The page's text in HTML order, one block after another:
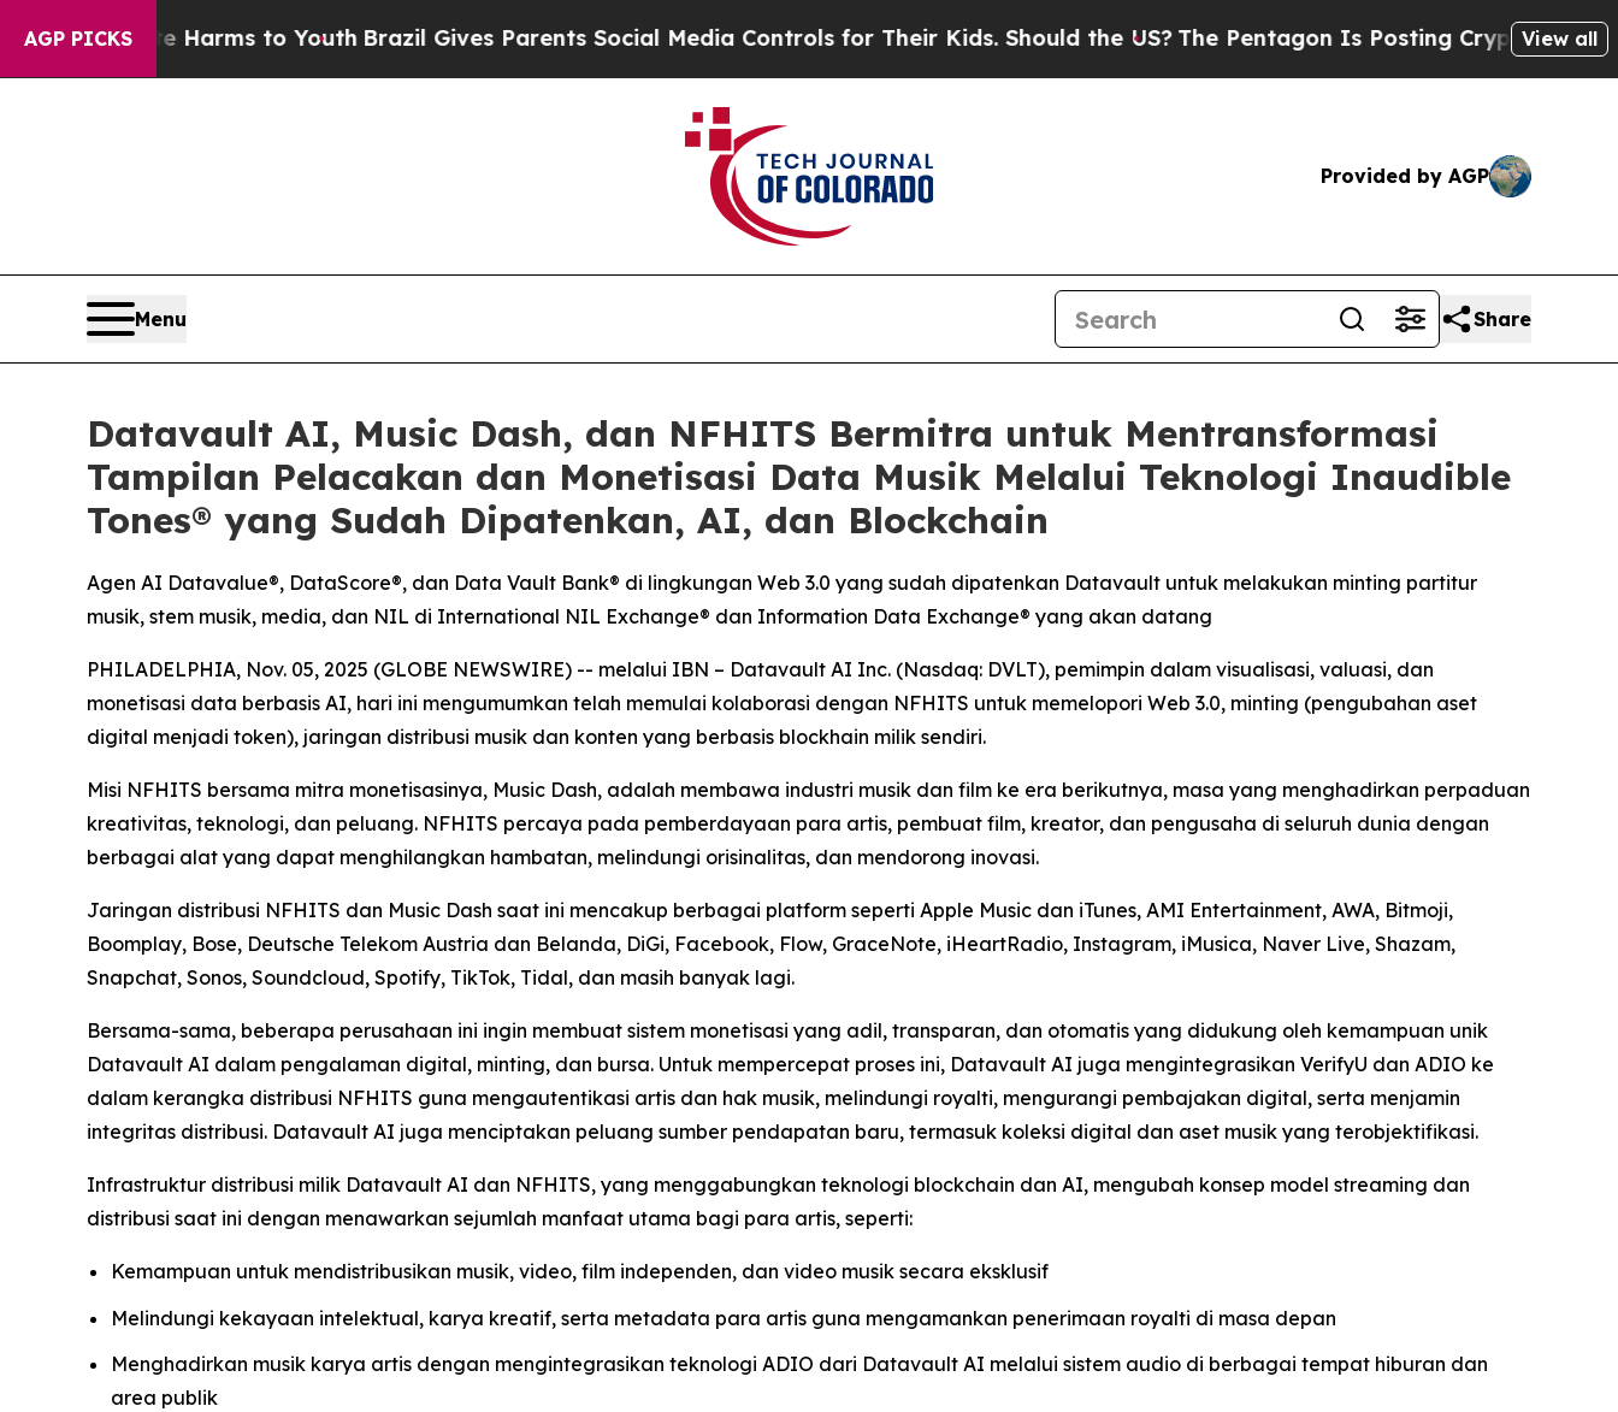
AGP PICKS
Harms to YouthBrazil Gives Parents Social Media Controls for Their Kids. Should the US?The Pentagon Is Posting Cryptic Biblical Messages
View all
Provided by AGP
Menu Share
Datavault AI, Music Dash, dan NFHITS Bermitra untuk Mentransformasi
Tampilan Pelacakan dan Monetisasi Data Musik Melalui Teknologi Inaudible
Tones® yang Sudah Dipatenkan, AI, dan Blockchain
Agen AI Datavalue®, DataScore®, dan Data Vault Bank® di lingkungan Web 3.0 yang sudah dipatenkan Datavault untuk melakukan minting partitur
musik, stem musik, media, dan NIL di International NIL Exchange® dan Information Data Exchange® yang akan datang
PHILADELPHIA, Nov. 05, 2025 (GLOBE NEWSWIRE) -- melalui IBN – Datavault AI Inc. (Nasdaq: DVLT), pemimpin dalam visualisasi, valuasi, dan
monetisasi data berbasis AI, hari ini mengumumkan telah memulai kolaborasi dengan NFHITS untuk memelopori Web 3.0, minting (pengubahan aset
digital menjadi token), jaringan distribusi musik dan konten yang berbasis blockhain milik sendiri.
Misi NFHITS bersama mitra monetisasinya, Music Dash, adalah membawa industri musik dan film ke era berikutnya, masa yang menghadirkan perpaduan
kreativitas, teknologi, dan peluang. NFHITS percaya pada pemberdayaan para artis, pembuat film, kreator, dan pengusaha di seluruh dunia dengan
berbagai alat yang dapat menghilangkan hambatan, melindungi orisinalitas, dan mendorong inovasi.
Jaringan distribusi NFHITS dan Music Dash saat ini mencakup berbagai platform seperti Apple Music dan iTunes, AMI Entertainment, AWA, Bitmoji,
Boomplay, Bose, Deutsche Telekom Austria dan Belanda, DiGi, Facebook, Flow, GraceNote, iHeartRadio, Instagram, iMusica, Naver Live, Shazam,
Snapchat, Sonos, Soundcloud, Spotify, TikTok, Tidal, dan masih banyak lagi.
Bersama-sama, beberapa perusahaan ini ingin membuat sistem monetisasi yang adil, transparan, dan otomatis yang didukung oleh kemampuan unik
Datavault AI dalam pengalaman digital, minting, dan bursa. Untuk mempercepat proses ini, Datavault AI juga mengintegrasikan VerifyU dan ADIO ke
dalam kerangka distribusi NFHITS guna mengautentikasi artis dan hak musik, melindungi royalti, mengurangi pembajakan digital, serta menjamin
integritas distribusi. Datavault AI juga menciptakan peluang sumber pendapatan baru, termasuk koleksi digital dan aset musik yang terobjektifikasi.
Infrastruktur distribusi milik Datavault AI dan NFHITS, yang menggabungkan teknologi blockchain dan AI, mengubah konsep model streaming dan
distribusi saat ini dengan menawarkan sejumlah manfaat utama bagi para artis, seperti:
Kemampuan untuk mendistribusikan musik, video, film independen, dan video musik secara eksklusif
Melindungi kekayaan intelektual, karya kreatif, serta metadata para artis guna mengamankan penerimaan royalti di masa depan
Menghadirkan musik karya artis dengan mengintegrasikan teknologi ADIO dari Datavault AI melalui sistem audio di berbagai tempat hiburan dan
area publik